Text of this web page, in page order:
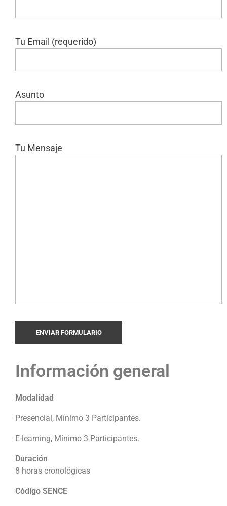
Tu Email (requerido)
Asunto
Tu Mensaje
Información general
Modalidad
Presencial, Mínimo 3 Participantes.
E-learning, Mínimo 3 Participantes.
Duración
8 horas cronológicas
Código SENCE